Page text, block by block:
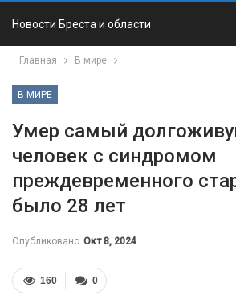
Новости Бреста и области
Главная В мире
В МИРЕ
Умер самый
человек с синдромом
преждевременного
было 28 лет
Опубликовано Окт 8, 2024
0
160